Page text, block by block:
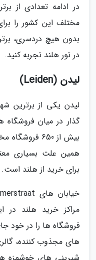
در ادامه تعدادی از
مختلف این کشور را
بدون هیچ دردسری،
در تور هلند تجربه کنید.
لیدن (Leiden)
لیدن یکی از برترین
گذار در میان
بیش از 650
همین علت بسیاری
برای خرید از هلند است.
مراکز خرید هلند
فروشگاه ها را در خود
های مجذوب کننده،